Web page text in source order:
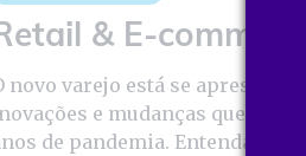
& E-
novo varejo está se
e mudanças que
de pandemia. Entenda